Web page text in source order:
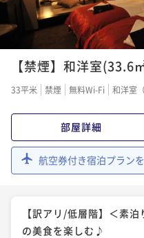
【連泊割】＜素泊り＞2
のんびり気ままにご連泊
素泊まり 現地決済可 事前決
【4月・5月限定★ショ
で今だけ特別価格！春の
朝食付き 現地決済可 事前決
【禁煙】和洋室(33.6
33平米 禁煙 無料Wi-Fi 和洋室
部屋詳細
航空券付き宿泊プラン
【訳アリ/低層階】＜素
の美食を楽しむ♪